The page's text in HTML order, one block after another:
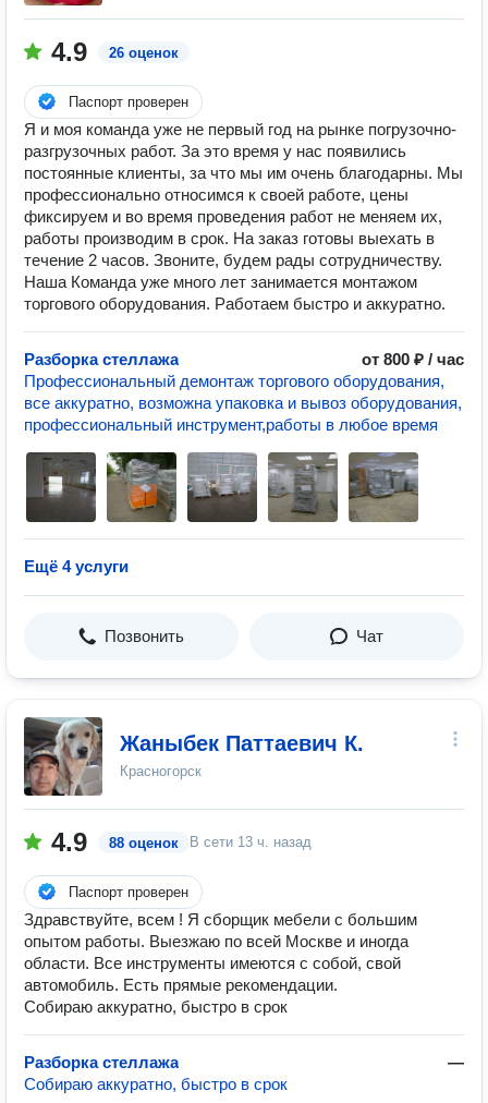
4.9 26 оценок
Паспорт проверен
Я и моя команда уже не первый год на рынке погрузочно-
разгрузочных работ. За это время у нас появились
постоянные клиенты, за что мы им очень благодарны. Мы
профессионально относимся к своей работе, цены
фиксируем и во время проведения работ не меняем их,
работы производим в срок. На заказ готовы выехать в
течение 2 часов. Звоните, будем рады сотрудничеству.
Наша Команда уже много лет занимается монтажом
торгового оборудования. Работаем быстро и аккуратно.
Разборка стеллажа
от 800 ₽ / час
Профессиональный демонтаж торгового оборудования,
все аккуратно, возможна упаковка и вывоз оборудования,
профессиональный инструмент,работы в любое время
Ещё 4 услуги
Позвонить Чат
Жаныбек Паттаевич К.
Красногорск
4.9 88 оценок В сети 13 ч. назад
Паспорт проверен
Здравствуйте, всем ! Я сборщик мебели с большим
опытом работы. Выезжаю по всей Москве и иногда
области. Все инструменты имеются с собой, свой
автомобиль. Есть прямые рекомендации.
Собираю аккуратно, быстро в срок
Разборка стеллажа
—
Собираю аккуратно, быстро в срок